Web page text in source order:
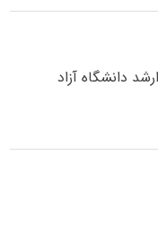
دانشگاه آزاد